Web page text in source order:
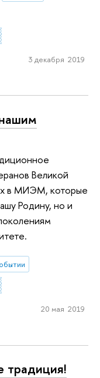
3 декабря 2019
Великой
в МИЭМ, которые
Родину, но и
20 мая 2019
традиция!